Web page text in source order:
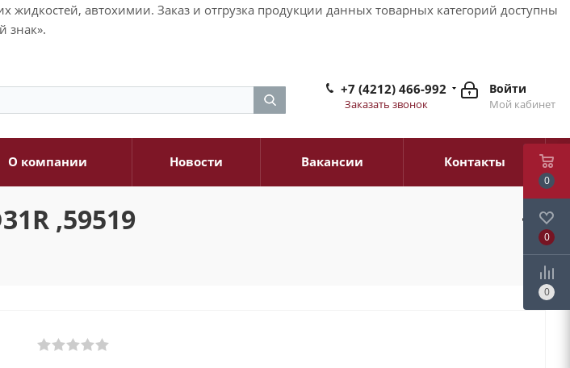
жидкостей, автохимии. Заказ и отгрузка продукции данных товарных категорий доступны
знак».
Войти
Мой кабинет
+7 (4212) 466-992
Заказать звонок
О компании Новости Вакансии Контакты
,59519
0
0
0